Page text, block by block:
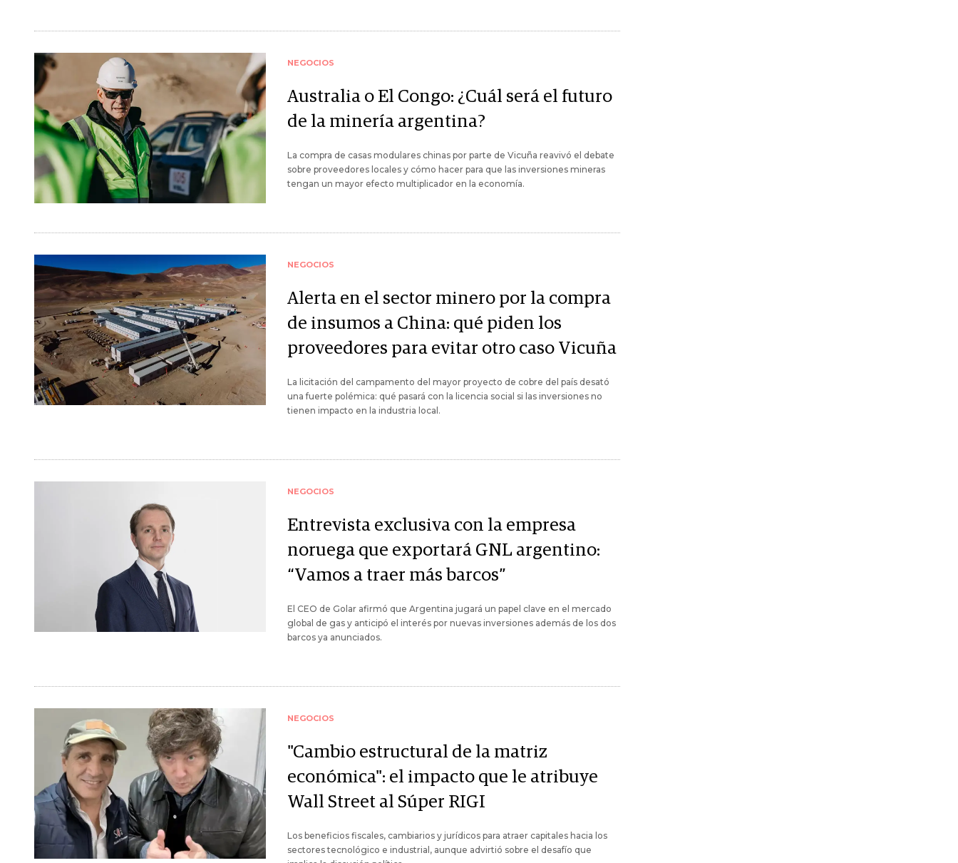
NEGOCIOS
Australia o El Congo: ¿Cuál será el futuro
de la minería argentina?
La compra de casas modulares chinas por parte de Vicuña reavivó el debate
sobre proveedores locales y cómo hacer para que las inversiones mineras
tengan un mayor efecto multiplicador en la economía.
NEGOCIOS
Alerta en el sector minero por la compra
de insumos a China: qué piden los
proveedores para evitar otro caso Vicuña
La licitación del campamento del mayor proyecto de cobre del país desató
una fuerte polémica: qué pasará con la licencia social si las inversiones no
tienen impacto en la industria local.
NEGOCIOS
Entrevista exclusiva con la empresa
noruega que exportará GNL argentino:
“Vamos a traer más barcos”
El CEO de Golar afirmó que Argentina jugará un papel clave en el mercado
global de gas y anticipó el interés por nuevas inversiones además de los dos
barcos ya anunciados.
NEGOCIOS
"Cambio estructural de la matriz
económica": el impacto que le atribuye
Wall Street al Súper RIGI
Los beneficios fiscales, cambiarios y jurídicos para atraer capitales hacia los
sectores tecnológico e industrial, aunque advirtió sobre el desafío que